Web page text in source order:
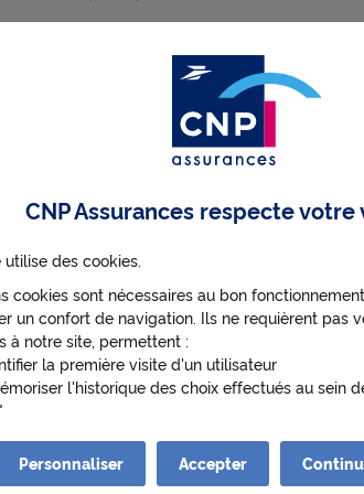
e
t
é
v
a
l
Risque très élevé
à risque
négligeable
73/100
CNP Assurances respecte
utilise des cookies.
cookies sont nécessaires au bon
un confort de navigation. Ils ne requièrent pas
à notre site, permettent :
la première visite d'un utilisateur
l'historique des choix effectués au sein
afin d'optimiser ses contenus et sa navigation.
Personnaliser Accepter